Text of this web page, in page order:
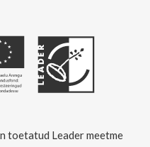
toetatud Leader meetme